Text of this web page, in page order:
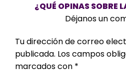
¿QUÉ OPINAS SOBRE
Déjanos un
Tu dirección de correo
publicada. Los campos
marcados con *